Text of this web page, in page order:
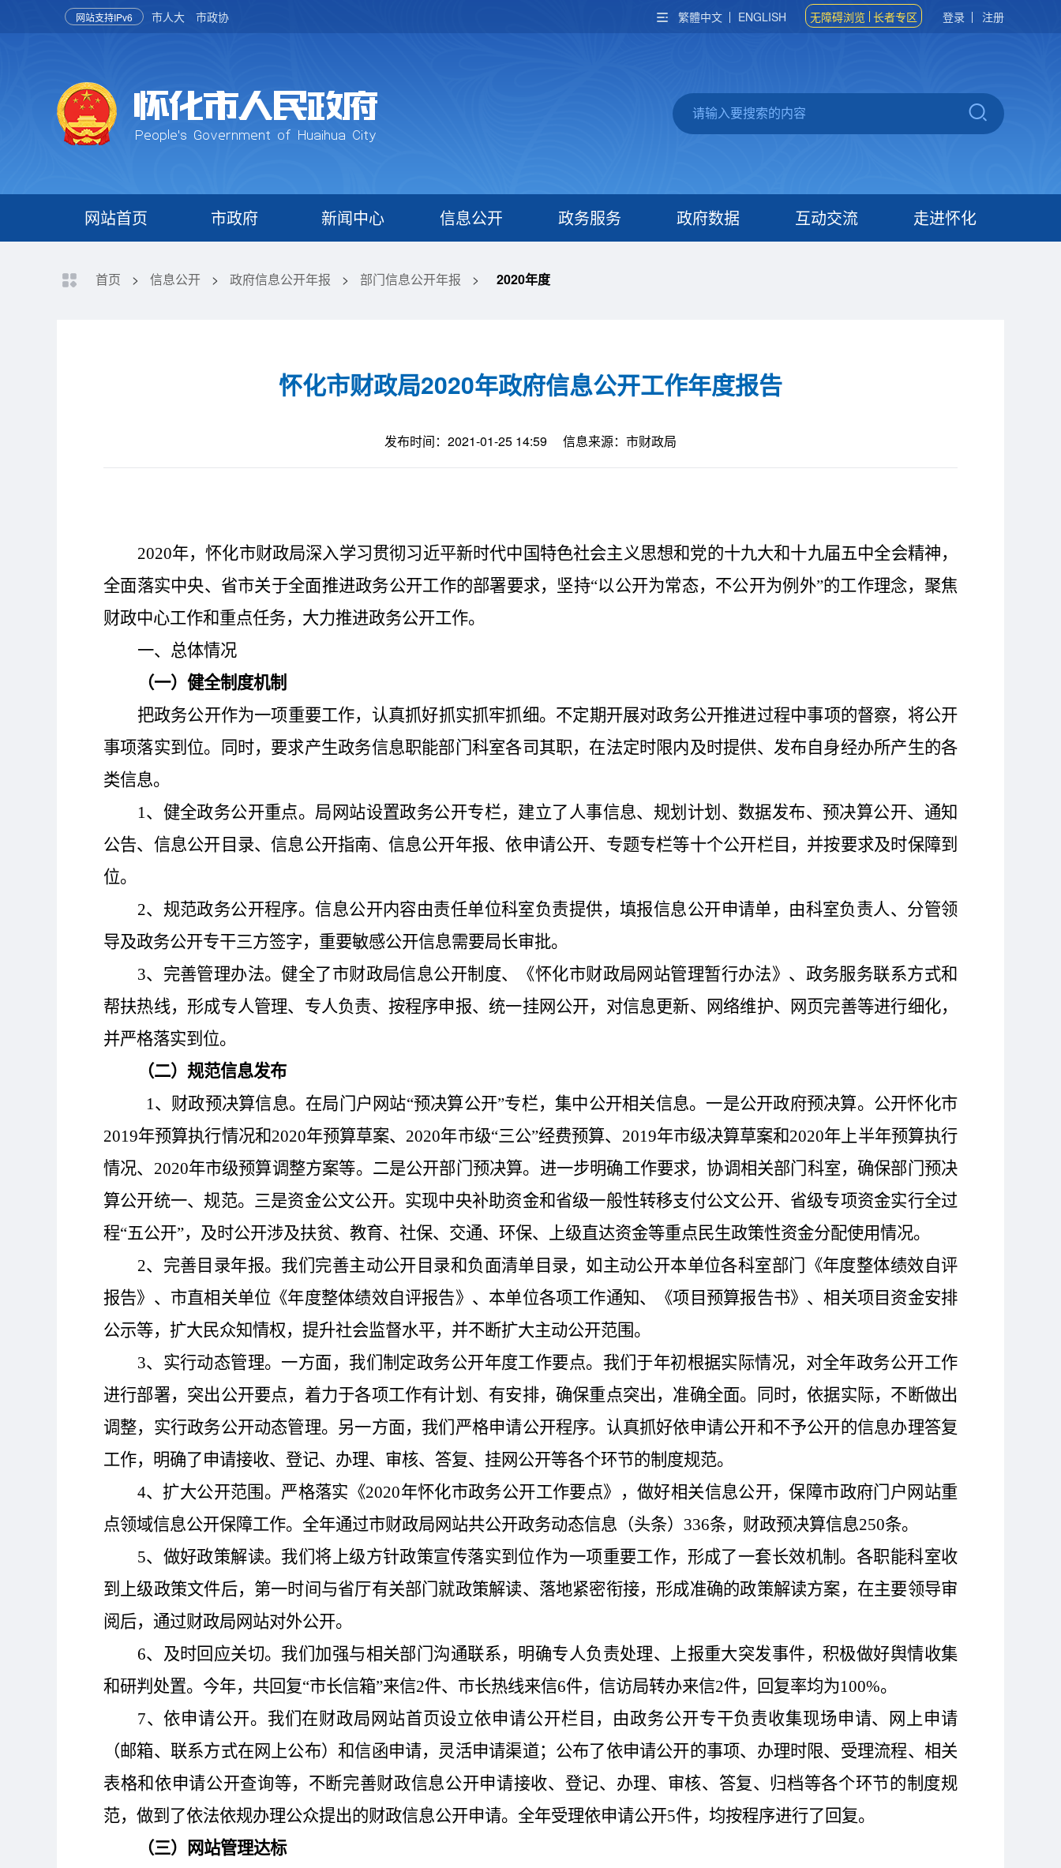
网站支持IPv6 市人大 市政协 繁體中文 ENGLISH 无障碍浏览 长者专区 登录 注册
网站首页 市政府 新闻中心 信息公开 政务服务 政府数据 互动交流 走进怀化
首页 > 信息公开 > 政府信息公开年报 > 部门信息公开年报 > 2020年度
怀化市财政局2020年政府信息公开工作年度报告
发布时间：2021-01-25 14:59 信息来源：市财政局
2020年，怀化市财政局深入学习贯彻习近平新时代中国特色社会主义思想和党的十九大和十九届五中全会精神，
全面落实中央、省市关于全面推进政务公开工作的部署要求，坚持“以公开为常态，不公开为例外”的工作理念，聚焦
财政中心工作和重点任务，大力推进政务公开工作。
一、总体情况
（一） 健全制度机制
把政务公开作为一项重要工作，认真抓好抓实抓牢抓细。不定期开展对政务公开推进过程中事项的督察，将公开
事项落实到位。同时，要求产生政务信息职能部门科室各司其职，在法定时限内及时提供、发布自身经办所产生的各
类信息。
1、 健全政务公开重点。局网站设置政务公开专栏，建立了人事信息、规划计划、数据发布、预决算公开、通知
公告、信息公开目录、信息公开指南、信息公开年报、依申请公开、专题专栏等十个公开栏目，并按要求及时保障到
位。
2、 规范政务公开程序。信息公开内容由责任单位科室负责提供，填报信息公开申请单，由科室负责人、分管领
导及政务公开专干三方签字，重要敏感公开信息需要局长审批。
3、 完善管理办法。健全了市财政局信息公开制度、《怀化市财政局网站管理暂行办法》、政务服务联系方式和
帮扶热线，形成专人管理、专人负责、按程序申报、统一挂网公开，对信息更新、网络维护、网页完善等进行细化，
并严格落实到位。
（二）规范信息发布
1、财政预决算信息。在局门户网站“预决算公开”专栏，集中公开相关信息。一是公开政府预决算。公开怀化市
2019年预算执行情况和2020年预算草案、2020年市级“三公”经费预算、2019年市级决算草案和2020年上半年预算执行
情况、2020年市级预算调整方案等。二是公开部门预决算。进一步明确工作要求，协调相关部门科室，确保部门预决
算公开统一、规范。三是资金公文公开。实现中央补助资金和省级一般性转移支付公文公开、省级专项资金实行全过
程“五公开”，及时公开涉及扶贫、教育、社保、交通、环保、上级直达资金等重点民生政策性资金分配使用情况。
2、完善目录年报。我们完善主动公开目录和负面清单目录，如主动公开本单位各科室部门《年度整体绩效自评
报告》、市直相关单位《年度整体绩效自评报告》、本单位各项工作通知、《项目预算报告书》、相关项目资金安排
公示等，扩大民众知情权，提升社会监督水平，并不断扩大主动公开范围。
3、实行动态管理。一方面，我们制定政务公开年度工作要点。我们于年初根据实际情况，对全年政务公开工作
进行部署，突出公开要点，着力于各项工作有计划、有安排，确保重点突出，准确全面。同时，依据实际，不断做出
调整，实行政务公开动态管理。另一方面，我们严格申请公开程序。认真抓好依申请公开和不予公开的信息办理答复
工作，明确了申请接收、登记、办理、审核、答复、挂网公开等各个环节的制度规范。
4、扩大公开范围。严格落实《2020年怀化市政务公开工作要点》，做好相关信息公开，保障市政府门户网站重
点领域信息公开保障工作。全年通过市财政局网站共公开政务动态信息 （头条） 336条，财政预决算信息250条。
5、做好政策解读。我们将上级方针政策宣传落实到位作为一项重要工作，形成了一套长效机制。各职能科室收
到上级政策文件后，第一时间与省厅有关部门就政策解读、落地紧密衔接，形成准确的政策解读方案，在主要领导审
阅后，通过财政局网站对外公开。
6、及时回应关切。我们加强与相关部门沟通联系，明确专人负责处理、上报重大突发事件，积极做好舆情收集
和研判处置。今年，共回复“市长信箱”来信2件、市长热线来信6件，信访局转办来信2件，回复率均为100%。
7、依申请公开。我们在财政局网站首页设立依申请公开栏目，由政务公开专干负责收集现场申请、网上申请
（邮箱、联系方式在网上公布）和信函申请，灵活申请渠道；公布了依申请公开的事项、办理时限、受理流程、相关
表格和依申请公开查询等，不断完善财政信息公开申请接收、登记、办理、审核、答复、归档等各个环节的制度规
范，做到了依法依规办理公众提出的财政信息公开申请。全年受理依申请公开5件，均按程序进行了回复。
（三）网站管理达标